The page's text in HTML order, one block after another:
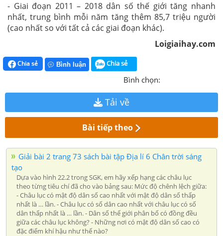
- Giai đoạn 2011 – 2018 dân số thế giới tăng nhanh
nhất, trung bình mỗi năm tăng thêm 85,7 triệu người
(cao nhất so với tất cả các giai đoạn khác).
Loigiaihay.com
Chia sẻ Bình luận Chia sẻ
Bình chọn:
Tải về
Bài tiếp theo
Giải bài 2 trang 73 sách bài tập Địa lí 6 Chân trời sáng
tạo
Dựa vào hình 22.2 trong SGK, em hãy xếp hạng các châu lục
theo từng tiêu chí đã cho vào bảng sau: Mức độ chênh lệch giữa:
- Châu lục có mật độ dân số cao nhất với mật độ dân số thấp
nhất là … lần. - Châu lục có số dân cao nhất với châu lục có số
dân thấp nhất là … lần. - Dân số thế giới phân bố có đồng đều
giữa các châu lục không? - Những nơi có mật độ dân số cao có
đặc điểm khí hậu như thế nào?